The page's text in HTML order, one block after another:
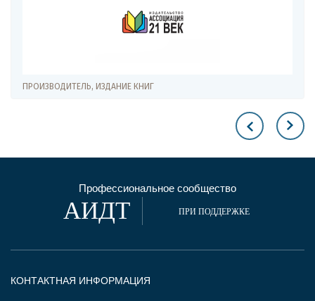
ПРОИЗВОДИТЕЛЬ, ИЗДАНИЕ КНИГ
Профессиональное сообщество
АИДТ ПРИ ПОДДЕРЖКЕ
КОНТАКТНАЯ ИНФОРМАЦИЯ